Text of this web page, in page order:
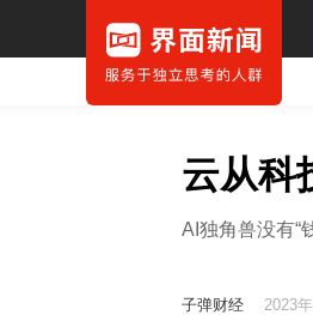
云从科
AI独角兽没有“
子弹财经 2023